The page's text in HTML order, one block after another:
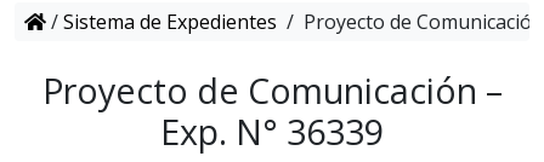
/Sistema de Expedientes / Proyecto de
Proyecto de Comunicación –
Exp. N° 36339